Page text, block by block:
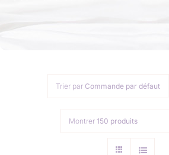
Collection de Noël
Trier par Commande par défaut
Montrer 150 produits